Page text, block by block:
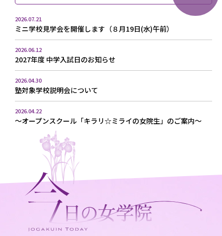
2026.07.21
ミニ学校見学会を開催します（８月19日(水)午前）
2026.06.12
2027年度 中学入試日のお知らせ
2026.04.30
塾対象学校説明会について
2026.04.22
～オープンスクール「キラリ☆ミライの女院生」のご案内～